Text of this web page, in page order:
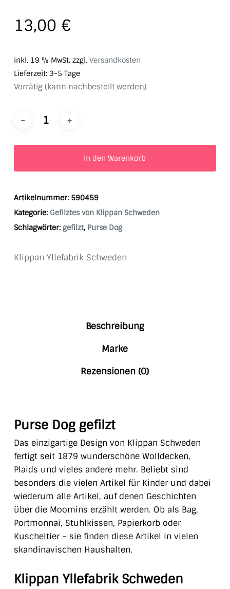
13,00 €
inkl. 19 % MwSt. zzgl. Versandkosten
Lieferzeit: 3-5 Tage
Vorrätig (kann nachbestellt werden)
In den Warenkorb
Artikelnummer: 590459
Kategorie: Gefilztes von Klippan Schweden
Schlagwörter: gefilzt, Purse Dog
Klippan Yllefabrik Schweden
Beschreibung
Marke
Rezensionen (0)
Purse Dog gefilzt
Das einzigartige Design von Klippan Schweden
fertigt seit 1879 wunderschöne Wolldecken,
Plaids und vieles andere mehr. Beliebt sind
besonders die vielen Artikel für Kinder und dabei
wiederum alle Artikel, auf denen Geschichten
über die Moomins erzählt werden. Ob als Bag,
Portmonnai, Stuhlkissen, Papierkorb oder
Kuscheltier – sie finden diese Artikel in vielen
skandinavischen Haushalten.
Klippan Yllefabrik Schweden